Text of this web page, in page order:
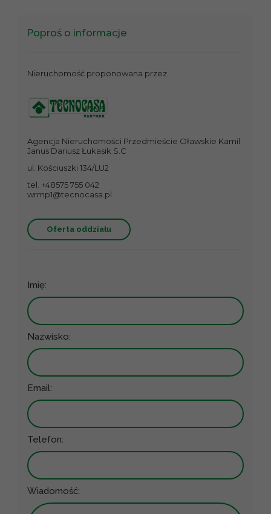
Poproś o informacje
Nieruchomość proponowana przez
Agencja Nieruchomości Przedmieście Oławskie Kamil
Janus Dariusz Łukasik S.C
ul. Kościuszki 134/LU2
tel. +48575 755 042
wrmp1@tecnocasa.pl
Oferta oddziału
Imię:
Nazwisko:
Email:
Telefon:
Wiadomość: